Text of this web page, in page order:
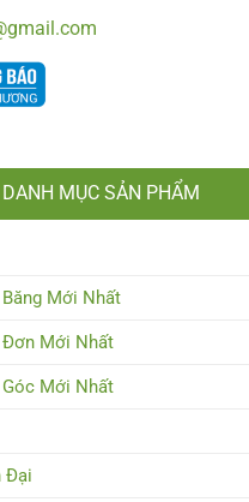
DANH MỤC SẢN PHẨM
Mới Nhất
Đơn Mới Nhất
Mới Nhất
Đại